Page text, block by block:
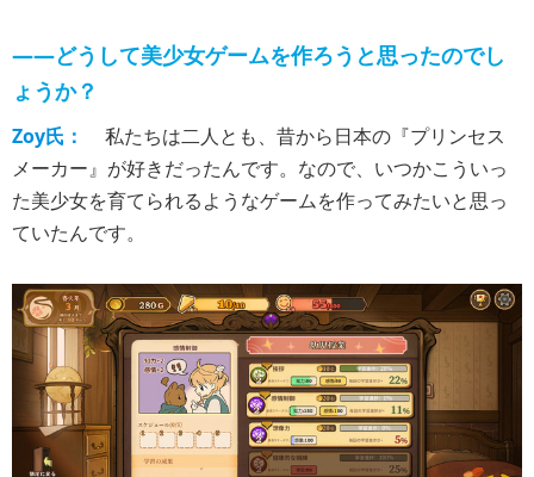
――どうして美少女ゲームを作ろうと思ったのでし
ょうか？
Zoy氏：
私たちは二人とも、昔から日本の『プリンセス
メーカー』が好きだったんです。なので、いつかこういっ
た美少女を育てられるようなゲームを作ってみたいと思っ
ていたんです。